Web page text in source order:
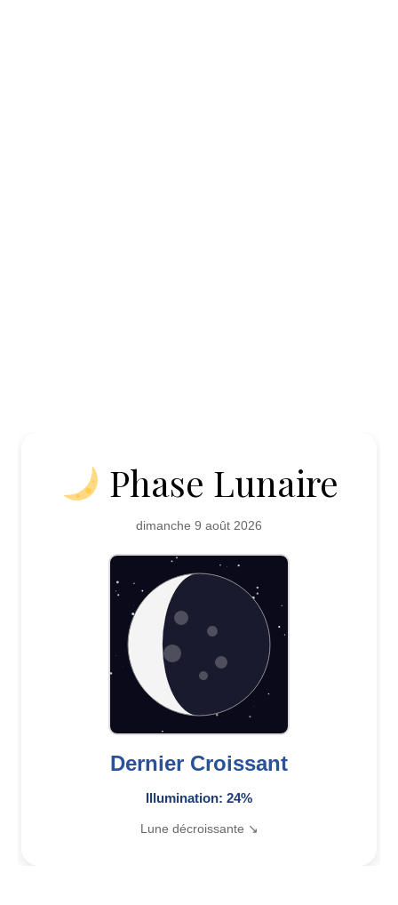
Phase Lunaire
dimanche 9 août 2026
Dernier Croissant
Illumination: 24%
Lune décroissante ↘